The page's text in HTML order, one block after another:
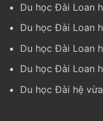
Du học Đài Loan
Du học Đài Loan
Du học Đài Loan
Du học Đài Loan
Du học Đài hệ